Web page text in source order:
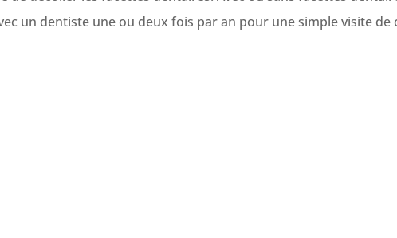
un dentiste une ou deux fois par an pour une simple visite de